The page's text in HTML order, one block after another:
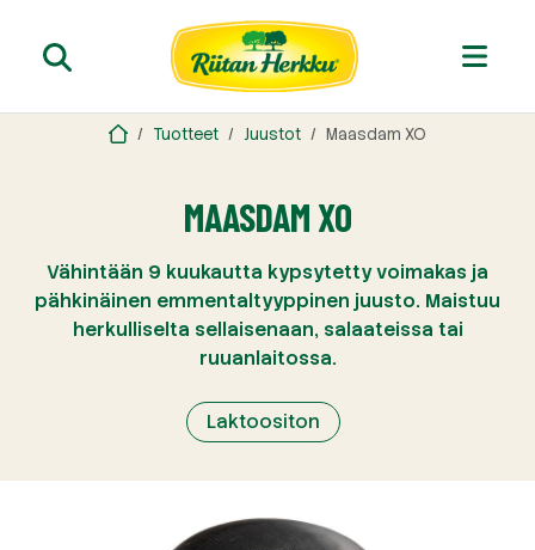
Tuotteet Juustot Maasdam XO
MAASDAM XO
Vähintään 9 kuukautta kypsytetty voimakas ja
pähkinäinen emmentaltyyppinen juusto. Maistuu
herkulliselta sellaisenaan, salaateissa tai
ruuanlaitossa.
Laktoositon